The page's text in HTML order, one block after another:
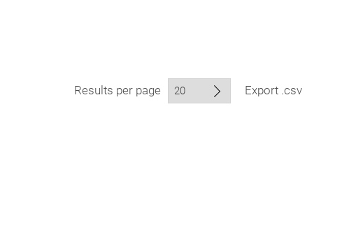
Results per page Export .csv